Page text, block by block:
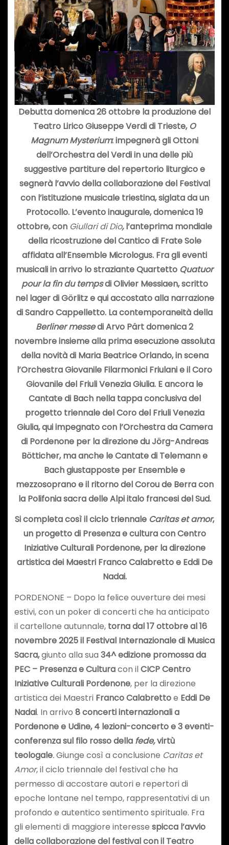
Debutta domenica 26 ottobre la produzione del
Teatro Lirico Giuseppe Verdi di Trieste, O
Magnum Mysterium: impegnerà gli Ottoni
dell’Orchestra del Verdi in una delle più
suggestive partiture del repertorio liturgico e
segnerà l’avvio della collaborazione del Festival
con l’istituzione musicale triestina, siglata da un
Protocollo. L’evento inaugurale, domenica 19
ottobre, con Giullari di Dio,l’anteprima mondiale
della ricostruzione del Cantico di Frate Sole
affidata all’Ensemble Micrologus. Fra gli eventi
musicali in arrivo lo straziante Quartetto Quatuor
pour la fin du tempsdi Olivier Messiaen, scritto
nel lager di Görlitz e qui accostato alla narrazione
di Sandro Cappelletto. La contemporaneità della
Berliner messedi Arvo Pärt domenica 2
novembre insieme alla prima esecuzione assoluta
della novità di Maria Beatrice Orlando, in scena
l’Orchestra Giovanile Filarmonici Friulani e il Coro
Giovanile del Friuli Venezia Giulia. E ancora le
Cantate di Bach nella tappa conclusiva del
progetto triennale del Coro del Friuli Venezia
Giulia, qui impegnato con l’Orchestra da Camera
di Pordenone per la direzione du Jörg-Andreas
Bötticher, ma anche le Cantate di Telemann e
Bach giustapposte per Ensemble e
mezzosoprano e il ritorno del Corou de Berra con
la Polifonia sacra delle Alpi italo francesi del Sud.
Si completa così il ciclo triennale Caritas et amor,
un progetto di Presenza e cultura con Centro
Iniziative Culturali Pordenone, per la direzione
artistica dei Maestri Franco Calabretto e Eddi De
Nadai.
PORDENONE – Dopo la felice ouverture dei mesi
estivi, con un poker di concerti che ha anticipato
il cartellone autunnale, torna dal 17 ottobre al 16
novembre 2025 il Festival Internazionale di Musica
Sacra,giunto alla sua 34^ edizione promossa da
PEC – Presenza e Culturacon ilCICP Centro
Iniziative Culturali Pordenone, per la direzione
artistica dei Maestri Franco Calabrettoe Eddi De
Nadai. In arrivo 8 concerti internazionali a
Pordenone e Udine, 4 lezioni-concerto e 3 eventi-
conferenza sul filo rosso della fede,virtù
teologale.Giunge così a conclusione Caritas et
Amor, il ciclo triennale del festival che ha
permesso di accostare autori e repertori di
epoche lontane nel tempo, rappresentativi di un
profondo e autentico sentimento spirituale. Fra
gli elementi di maggiore interesse spicca l’avvio
della collaborazione del festival con il Teatro